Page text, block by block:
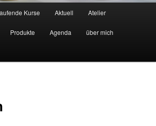
Kurse Aktuell Atelier
Produkte Agenda über mich